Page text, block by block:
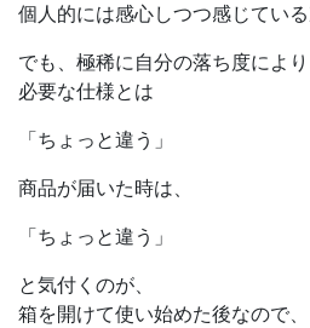
個人的には感心しつつ感じている
でも、極稀に自分の落ち度により
必要な仕様とは
「ちょっと違う」
商品が届いた時は、
「ちょっと違う」
と気付くのが、
箱を開けて使い始めた後なので、